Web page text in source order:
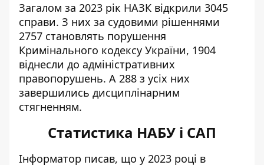
Загалом за 2023 рік НАЗК відкрили 3045
справи. З них за судовими рішеннями
2757 становлять порушення
Кримінального кодексу України, 1904
віднесли до адміністративних
правопорушень. А 288 з усіх них
завершились дисциплінарним
стягненням.
Статистика НАБУ і САП
Інформатор писав, що у 2023 році в